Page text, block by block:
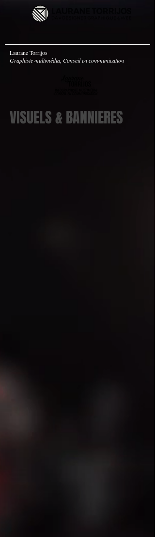
Laurane Torrijos
Graphiste multimédia, Conseil en communication
VISUELS & BANNIERES